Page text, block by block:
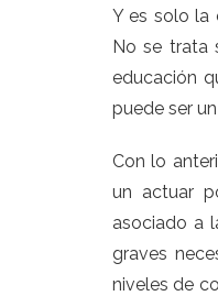
Y es solo la
No se trata
educación
puede ser
Con lo
un actuar
asociado a
graves
niveles de